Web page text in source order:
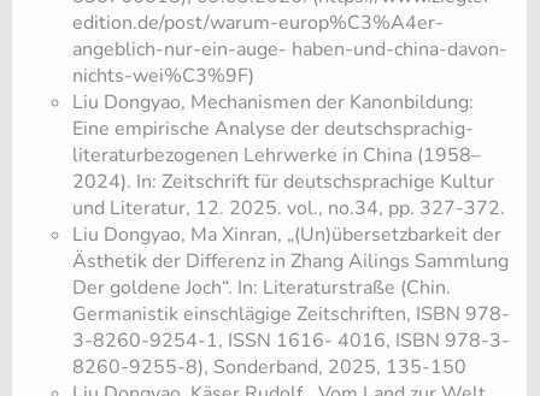
edition.de/post/warum-europ%C3%A4er-
angeblich-nur-ein-auge- haben-und-china-davon-
nichts-wei%C3%9F)
Liu Dongyao, Mechanismen der Kanonbildung:
Eine empirische Analyse der deutschsprachig-
literaturbezogenen Lehrwerke in China (1958–
2024). In: Zeitschrift für deutschsprachige Kultur
und Literatur, 12. 2025. vol., no.34, pp. 327-372.
Liu Dongyao, Ma Xinran, „(Un)übersetzbarkeit der
Ästhetik der Differenz in Zhang Ailings Sammlung
Der goldene Joch“. In: Literaturstraße (Chin.
Germanistik einschlägige Zeitschriften, ISBN 978-
3-8260-9254-1, ISSN 1616- 4016, ISBN 978-3-
8260-9255-8), Sonderband, 2025, 135-150